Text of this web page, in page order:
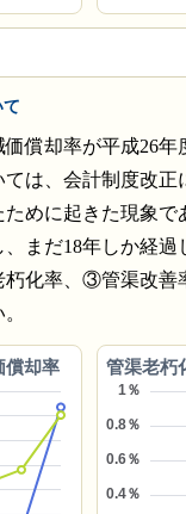
償却率が平成26年
は、会計制度改正
めに起きた現象で
、まだ18年しか経過
化率、③管渠改善
償却率 管渠老朽